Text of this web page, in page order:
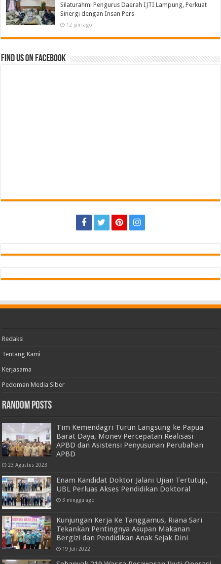
Silaturahmi Pengurus Daerah IJTI Lampung, Perkuat
Sinergi dengan Insan Pers
12 jam ago
Find us on Facebook
Redaksi
Tentang Kami
Kerjasama
Pedoman Media Siber
Random Posts
Tim Kemendagri Turun Langsung ke Papua
Barat Daya, Monev Percepatan Realisasi
APBD dan Asistensi Penyusunan Perubahan
APBD
23 Agustus 2023
Enam Kandidat Doktor Jalani Ujian Tertutup,
UBL Perluas Akses Pendidikan Doktoral
3 minggu ago
Kunjungan Kerja Ke Tanggamus, Riana Sari
Tekankan Pentingnya Asupan Makanan
Bergizi dan Pendidikan Anak Sejak Dini
19 Juli 2022